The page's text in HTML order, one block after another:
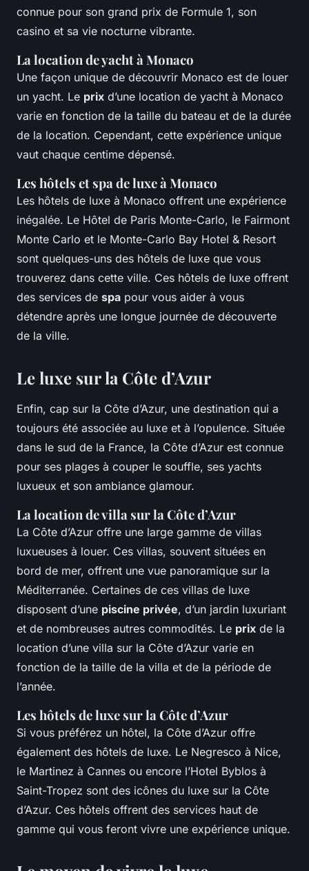
connue pour son grand prix de Formule 1, son
casino et sa vie nocturne vibrante.
La location de yacht à Monaco
Une façon unique de découvrir Monaco est de louer
un yacht. Le prix d’une location de yacht à Monaco
varie en fonction de la taille du bateau et de la durée
de la location. Cependant, cette expérience unique
vaut chaque centime dépensé.
Les hôtels et spa de luxe à Monaco
Les hôtels de luxe à Monaco offrent une expérience
inégalée. Le Hôtel de Paris Monte-Carlo, le Fairmont
Monte Carlo et le Monte-Carlo Bay Hotel & Resort
sont quelques-uns des hôtels de luxe que vous
trouverez dans cette ville. Ces hôtels de luxe offrent
des services de spa pour vous aider à vous
détendre après une longue journée de découverte
de la ville.
Le luxe sur la Côte d’Azur
Enfin, cap sur la Côte d’Azur, une destination qui a
toujours été associée au luxe et à l’opulence. Située
dans le sud de la France, la Côte d’Azur est connue
pour ses plages à couper le souffle, ses yachts
luxueux et son ambiance glamour.
La location de villa sur la Côte d’Azur
La Côte d’Azur offre une large gamme de villas
luxueuses à louer. Ces villas, souvent situées en
bord de mer, offrent une vue panoramique sur la
Méditerranée. Certaines de ces villas de luxe
disposent d’une piscine privée, d’un jardin luxuriant
et de nombreuses autres commodités. Le prix de la
location d’une villa sur la Côte d’Azur varie en
fonction de la taille de la villa et de la période de
l’année.
Les hôtels de luxe sur la Côte d’Azur
Si vous préférez un hôtel, la Côte d’Azur offre
également des hôtels de luxe. Le Negresco à Nice,
le Martinez à Cannes ou encore l’Hotel Byblos à
Saint-Tropez sont des icônes du luxe sur la Côte
d’Azur. Ces hôtels offrent des services haut de
gamme qui vous feront vivre une expérience unique.